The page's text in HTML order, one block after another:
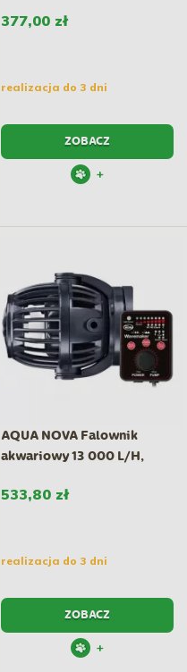
377,00 zł
realizacja do 3 dni
ZOBACZ
+
AQUA NOVA Falownik
akwariowy 13 000 L/H,
533,80 zł
realizacja do 3 dni
ZOBACZ
+